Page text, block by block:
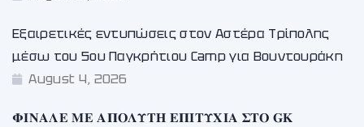
Εξαιρετικές εντυπώσεις στον Αστέρα Τρίπολης
μέσω του 5ου Παγκρήτιου Camp για Βουντουράκη
August 4, 2026
𝚽𝚰𝚴𝚨𝚲𝚬 𝚳𝚬 𝚨𝚷𝚶𝚲𝚼𝚻𝚮 𝚬𝚷𝚰𝚻𝚼𝚾𝚰𝚨 𝚺𝚻𝚶 𝐆𝐊